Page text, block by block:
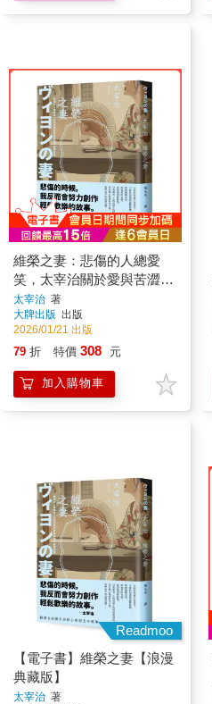
維榮之妻：悲傷的人總愛
笑，太宰治關於愛與苦澀的
寂寥絮語【浪漫典藏版】
太宰治 著
大牌出版 出版
2026/01/21 出版
79 折 特價 308 元
加入購物車
Readmoo
【電子書】維榮之妻【浪漫
典藏版】
太宰治 著